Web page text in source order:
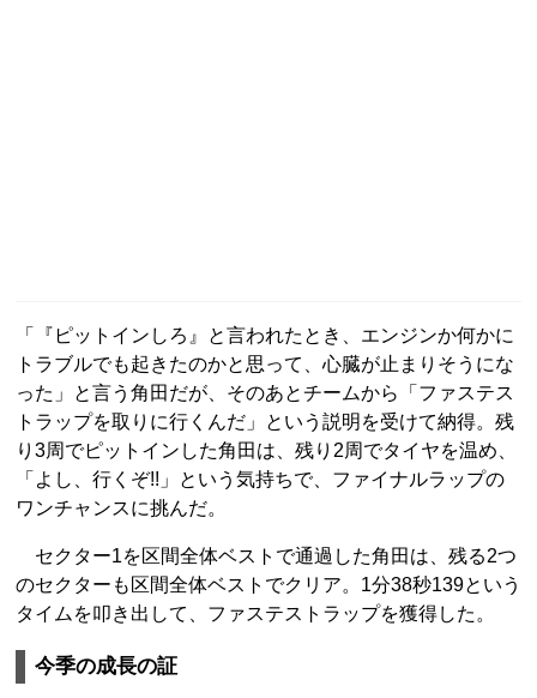
「『ピットインしろ』と言われたとき、エンジンか何かに
トラブルでも起きたのかと思って、心臓が止まりそうにな
った」と言う角田だが、そのあとチームから「ファステス
トラップを取りに行くんだ」という説明を受けて納得。残
り3周でピットインした角田は、残り2周でタイヤを温め、
「よし、行くぞ!!」という気持ちで、ファイナルラップの
ワンチャンスに挑んだ。
セクター1を区間全体ベストで通過した角田は、残る2つ
のセクターも区間全体ベストでクリア。1分38秒139という
タイムを叩き出して、ファステストラップを獲得した。
今季の成長の証